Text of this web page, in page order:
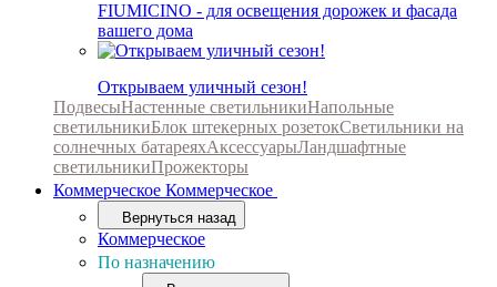
FIUMICINO - для освещения дорожек и фасада
вашего дома
Открываем уличный сезон!
ПодвесыНастенные светильникиНапольные
светильникиБлок штекерных розетокСветильники на
солнечных батареяхАксессуарыЛандшафтные
светильникиПрожекторы
Коммерческое Коммерческое
Вернуться назад
Коммерческое
По назначению